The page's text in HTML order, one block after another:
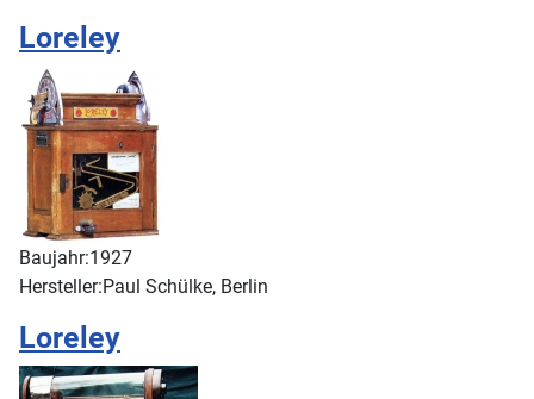
Loreley
Baujahr:1927
Hersteller:Paul Schülke, Berlin
Loreley